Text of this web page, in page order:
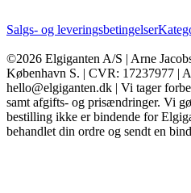
Salgs- og leveringsbetingelser
©2026 Elgiganten A/S | Arne
København S. | CVR: 17237977 |
hello@elgiganten.dk | Vi tager
samt afgifts- og prisændringer. Vi
bestilling ikke er bindende for
behandlet din ordre og sendt en